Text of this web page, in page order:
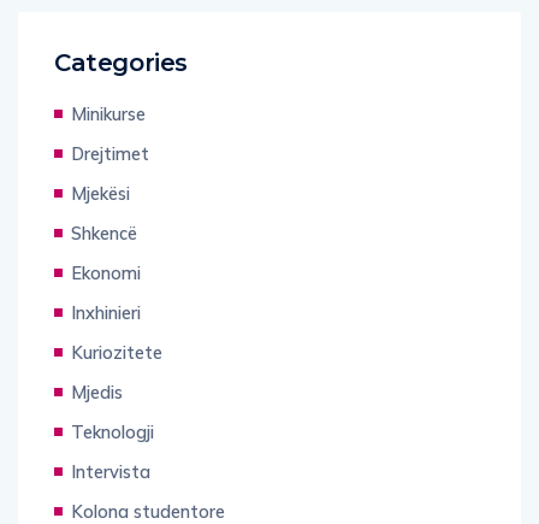
Categories
Minikurse
Drejtimet
Mjekësi
Shkencë
Ekonomi
Inxhinieri
Kuriozitete
Mjedis
Teknologji
Intervista
Kolona studentore